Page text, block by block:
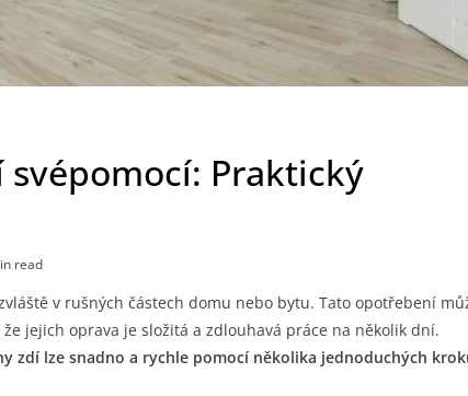
svépomocí: Praktický
read
v rušných částech domu nebo bytu. Tato opotřebení
jejich oprava je složitá a zdlouhavá práce na několik dní.
zdí lze snadno a rychle pomocí několika jednoduchých